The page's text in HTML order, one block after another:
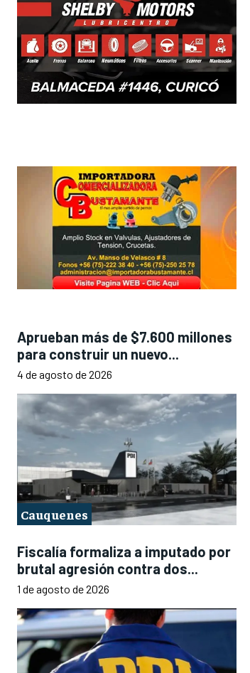
Aprueban más de $7.600 millones
para construir un nuevo...
4 de agosto de 2026
Cauquenes
Fiscalía formaliza a imputado por
brutal agresión contra dos...
1 de agosto de 2026